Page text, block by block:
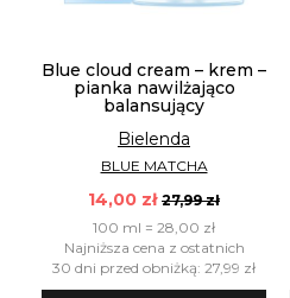
Blue cloud cream – krem –
pianka nawilżająco
balansujący
Bielenda
BLUE MATCHA
14,00 zł 27,99 zł
100 ml = 28,00 zł
Najniższa cena z ostatnich
30 dni przed obniżką: 27,99 zł